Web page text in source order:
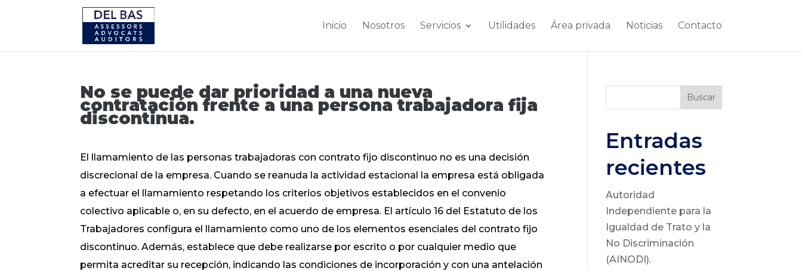
Inicio Nosotros Servicios Utilidades Área privada Noticias Contacto
No se puede dar prioridad a una nueva
contratación frente a una persona trabajadora fija
discontinua.
El llamamiento de las personas trabajadoras con contrato fijo discontinuo no es una decisión
discrecional de la empresa. Cuando se reanuda la actividad estacional la empresa está obligada
a efectuar el llamamiento respetando los criterios objetivos establecidos en el convenio
colectivo aplicable o, en su defecto, en el acuerdo de empresa. El artículo 16 del Estatuto de los
Trabajadores configura el llamamiento como uno de los elementos esenciales del contrato fijo
discontinuo. Además, establece que debe realizarse por escrito o por cualquier medio que
permita acreditar su recepción, indicando las condiciones de incorporación y con una antelación
Buscar
Entradas
recientes
Autoridad
Independiente para la
Igualdad de Trato y la
No Discriminación
(AINODI).